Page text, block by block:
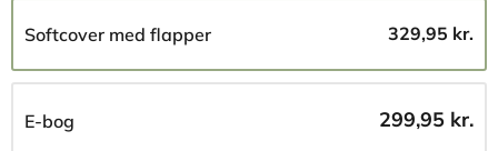
Softcover med flapper 329,95 kr.
E-bog 299,95 kr.